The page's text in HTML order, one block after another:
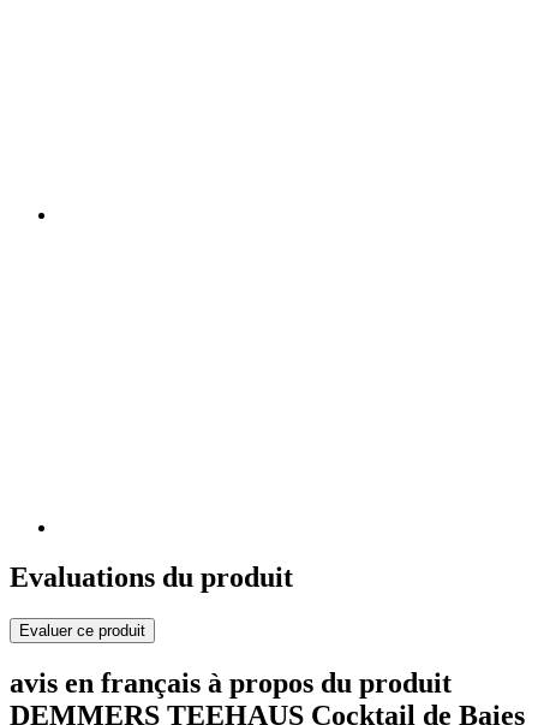
Evaluations du produit
Evaluer ce produit
avis en français à propos du produit
DEMMERS TEEHAUS Cocktail de Baies